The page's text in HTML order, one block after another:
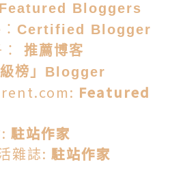
Featured Bloggers
Certified Blogger
推薦博客
級榜」Blogger
Featured
駐站作家
雜誌: 駐站作家